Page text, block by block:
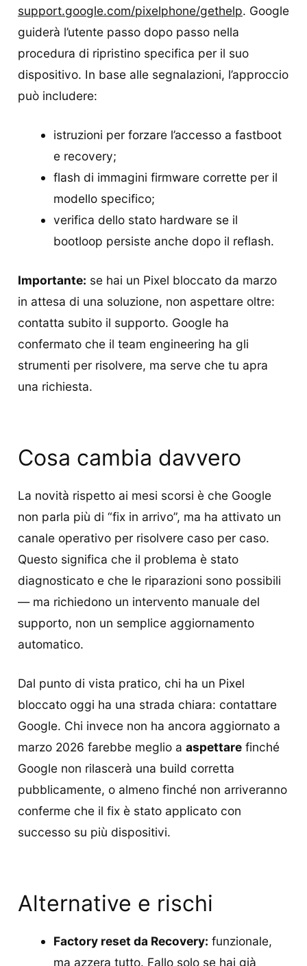
support.google.com/pixelphone/gethelp. Google
guiderà l’utente passo dopo passo nella
procedura di ripristino specifica per il suo
dispositivo. In base alle segnalazioni, l’approccio
può includere:
istruzioni per forzare l’accesso a fastboot
e recovery;
flash di immagini firmware corrette per il
modello specifico;
verifica dello stato hardware se il
bootloop persiste anche dopo il reflash.
Importante: se hai un Pixel bloccato da marzo
in attesa di una soluzione, non aspettare oltre:
contatta subito il supporto. Google ha
confermato che il team engineering ha gli
strumenti per risolvere, ma serve che tu apra
una richiesta.
Cosa cambia davvero
La novità rispetto ai mesi scorsi è che Google
non parla più di “fix in arrivo”, ma ha attivato un
canale operativo per risolvere caso per caso.
Questo significa che il problema è stato
diagnosticato e che le riparazioni sono possibili
— ma richiedono un intervento manuale del
supporto, non un semplice aggiornamento
automatico.
Dal punto di vista pratico, chi ha un Pixel
bloccato oggi ha una strada chiara: contattare
Google. Chi invece non ha ancora aggiornato a
marzo 2026 farebbe meglio a aspettare finché
Google non rilascerà una build corretta
pubblicamente, o almeno finché non arriveranno
conferme che il fix è stato applicato con
successo su più dispositivi.
Alternative e rischi
Factory reset da Recovery: funzionale,
ma azzera tutto. Fallo solo se hai già